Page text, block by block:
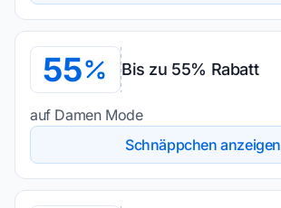
55 Bis zu 55% Rabatt
auf Damen Mode
Schnäppchen anzeigen